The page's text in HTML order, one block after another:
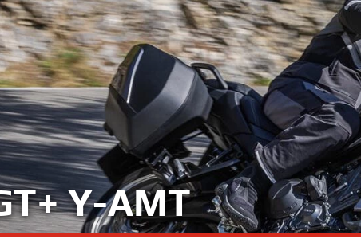
Y-AMT